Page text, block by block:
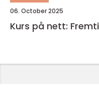
06. October 2025
Kurs på nett: